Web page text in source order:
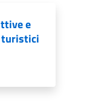
e
turistici